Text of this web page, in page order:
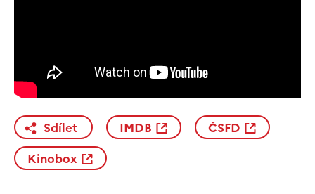
Sdílet IMDB
ČSFD
Kinobox